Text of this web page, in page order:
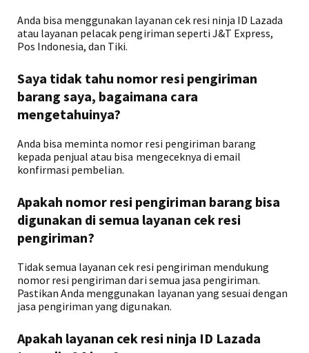
Anda bisa menggunakan layanan cek resi ninja ID Lazada
atau layanan pelacak pengiriman seperti J&T Express,
Pos Indonesia, dan Tiki.
Saya tidak tahu nomor resi pengiriman
barang saya, bagaimana cara
mengetahuinya?
Anda bisa meminta nomor resi pengiriman barang
kepada penjual atau bisa mengeceknya di email
konfirmasi pembelian.
Apakah nomor resi pengiriman barang bisa
digunakan di semua layanan cek resi
pengiriman?
Tidak semua layanan cek resi pengiriman mendukung
nomor resi pengiriman dari semua jasa pengiriman.
Pastikan Anda menggunakan layanan yang sesuai dengan
jasa pengiriman yang digunakan.
Apakah layanan cek resi ninja ID Lazada